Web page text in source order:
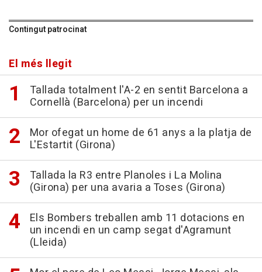
Contingut patrocinat
El més llegit
Tallada totalment l'A-2 en sentit Barcelona a
Cornellà (Barcelona) per un incendi
Mor ofegat un home de 61 anys a la platja de
L'Estartit (Girona)
Tallada la R3 entre Planoles i La Molina
(Girona) per una avaria a Toses (Girona)
Els Bombers treballen amb 11 dotacions en
un incendi en un camp segat d'Agramunt
(Lleida)